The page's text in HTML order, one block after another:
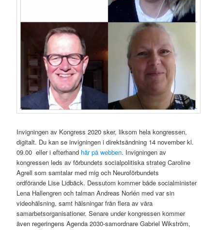
Invigningen av Kongress 2020 sker, liksom hela kongressen,
digitalt. Du kan se invigningen i direktsändning 14 november kl.
09.00 eller i efterhand här på webben. Invigningen av
kongressen leds av förbundets socialpolitiska strateg Caroline
Agrell som samtalar med mig och Neuroförbundets
ordförande Lise Lidbäck. Dessutom kommer både socialminister
Lena Hallengren och talman Andreas Norlén med var sin
videohälsning, samt hälsningar från flera av våra
samarbetsorganisationer. Senare under kongressen kommer
även regeringens Agenda 2030-samordnare Gabriel Wikström,